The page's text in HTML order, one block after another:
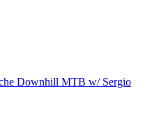
Downhill MTB w/ Sergio